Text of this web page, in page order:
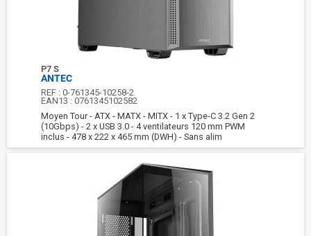
P7 S
ANTEC
REF :0-761345-10258-2
EAN13 :0761345102582
Moyen Tour - ATX - MATX - MITX - 1 x Type-C 3.2 Gen 2
(10Gbps) - 2 x USB 3.0 - 4 ventilateurs 120 mm PWM
inclus - 478 x 222 x 465 mm (DWH) - Sans alim